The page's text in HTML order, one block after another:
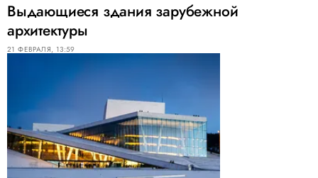
Выдающиеся здания зарубежной
архитектуры
21 ФЕВРАЛЯ, 13:59